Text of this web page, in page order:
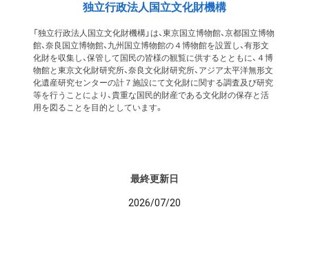
独立行政法人国立文化財機構
「独立行政法人国立文化財機構」は、東京国立博物館、京都国立博物
館、奈良国立博物館、九州国立博物館の４博物館を設置し、有形文
化財を収集し、保管して国民の皆様の観覧に供するとともに、４博
物館と東京文化財研究所、奈良文化財研究所、アジア太平洋無形文
化遺産研究センターの計７施設にて文化財に関する調査及び研究
等を行うことにより、貴重な国民的財産である文化財の保存と活
用を図ることを目的としています。
最終更新日
2026/07/20